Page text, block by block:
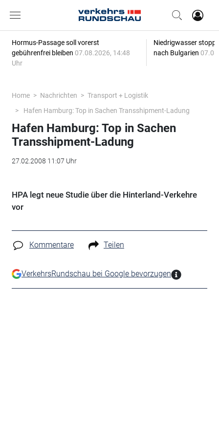
Hormus-Passage soll vorerst
gebührenfrei bleiben 07.08.2026, 14:48
Uhr
Niedrigwasser
nach Bulgarien
Home Nachrichten
Transport + Logistik
Hafen Hamburg: Top in Sachen Transshipment-Ladung
Hafen Hamburg: Top in Sachen
Transshipment-Ladung
27.02.2008 11:07 Uhr
HPA legt neue Studie über die Hinterland-Verkehre
vor
Kommentare Teilen
VerkehrsRundschau bei Google bevorzugen